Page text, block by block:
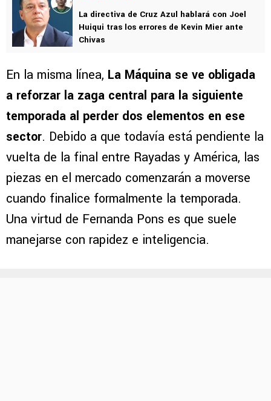
La directiva de Cruz Azul hablará con Joel
Huiqui tras los errores de Kevin Mier ante
Chivas
En la misma línea, La Máquina se ve obligada
a reforzar la zaga central para la siguiente
temporada al perder dos elementos en ese
sector. Debido a que todavía está pendiente la
vuelta de la final entre Rayadas y América, las
piezas en el mercado comenzarán a moverse
cuando finalice formalmente la temporada.
Una virtud de Fernanda Pons es que suele
manejarse con rapidez e inteligencia.